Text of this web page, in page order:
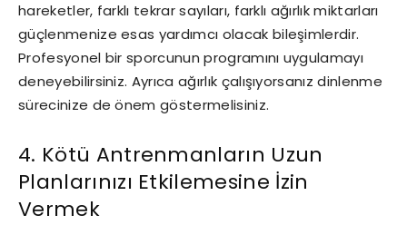
hareketler, farklı tekrar sayıları, farklı ağırlık miktarları
güçlenmenize esas yardımcı olacak bileşimlerdir.
Profesyonel bir sporcunun programını uygulamayı
deneyebilirsiniz. Ayrıca ağırlık çalışıyorsanız dinlenme
sürecinize de önem göstermelisiniz.
4. Kötü Antrenmanların Uzun
Planlarınızı Etkilemesine İzin
Vermek